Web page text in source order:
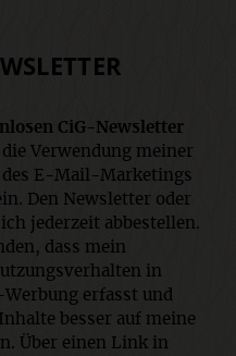
CiG-Newsletter
Verwendung meiner
des E-Mail-Marketings
Den Newsletter oder
jederzeit abbestellen.
dass mein
in
erfasst und
besser auf meine
Über einen Link in